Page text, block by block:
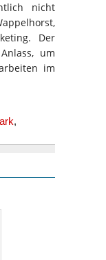
nicht
Der
um
im
,